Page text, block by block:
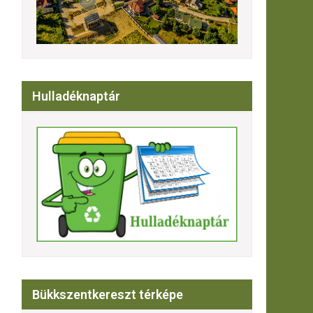
Hulladéknaptár
Bükkszentkereszt térképe